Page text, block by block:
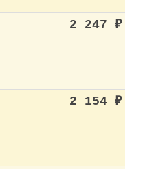
2 247 ₽
2 154 ₽